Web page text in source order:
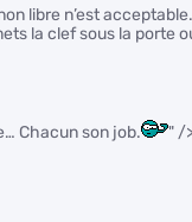
libre n’est acceptable.
la clef sous la porte
Chacun son job. " /